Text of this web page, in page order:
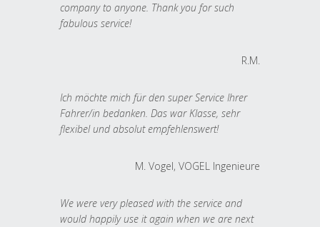
company to anyone. Thank you for such
fabulous service!
R.M.
Ich möchte mich für den super Service Ihrer
Fahrer/in bedanken. Das war Klasse, sehr
flexibel und absolut empfehlenswert!
M. Vogel, VOGEL Ingenieure
We were very pleased with the service and
would happily use it again when we are next